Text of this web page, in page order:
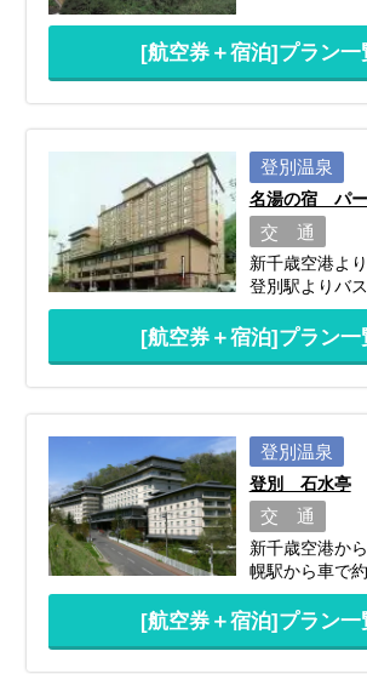
[航空券＋宿泊]プラン一
登別温泉
名湯の宿 パ
交 通
新千歳空港よ
登別駅よりバ
[航空券＋宿泊]プラン一
登別温泉
登別 石水亭
交 通
新千歳空港か
幌駅から車で
[航空券＋宿泊]プラン一